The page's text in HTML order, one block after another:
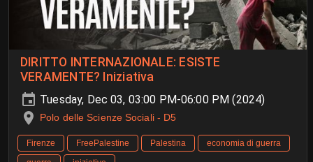
DIRITTO INTERNAZIONALE: ESISTE
VERAMENTE? Iniziativa
Tuesday, Dec 03, 03:00 PM-06:00 PM (2024)
Polo delle Scienze Sociali - D5
Firenze FreePalestine Palestina
economia di guerra